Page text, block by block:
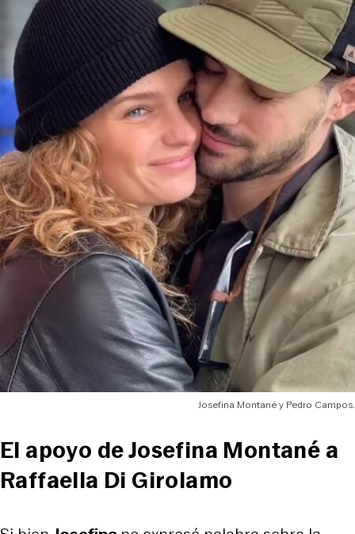
Josefina Montané y Pedro Campos.
El apoyo de Josefina Montané a
Raffaella Di Girolamo